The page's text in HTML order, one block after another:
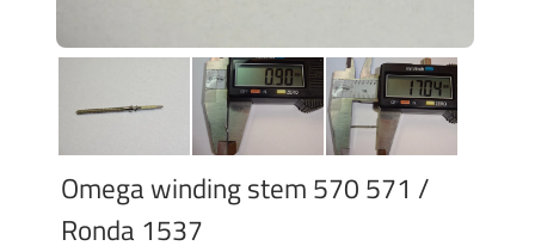
Omega winding stem 570 571 /
Ronda 1537